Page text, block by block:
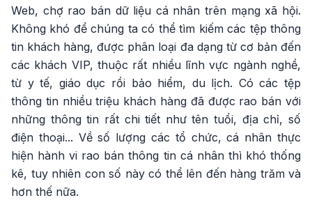
Web, chợ rao bán dữ liệu cá nhân trên mạng xã hội.
Không khó để chúng ta có thể tìm kiếm các tệp thông
tin khách hàng, được phân loại đa dạng từ cơ bản đến
các khách VIP, thuộc rất nhiều lĩnh vực ngành nghề,
từ y tế, giáo dục rồi bảo hiểm, du lịch. Có các tệp
thông tin nhiều triệu khách hàng đã được rao bán với
những thông tin rất chi tiết như tên tuổi, địa chỉ, số
điện thoại... Về số lượng các tổ chức, cá nhân thực
hiện hành vi rao bán thông tin cá nhân thì khó thống
kê, tuy nhiên con số này có thể lên đến hàng trăm và
hơn thế nữa.